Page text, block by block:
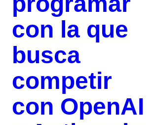
con la que
busca
competir
con OpenAI